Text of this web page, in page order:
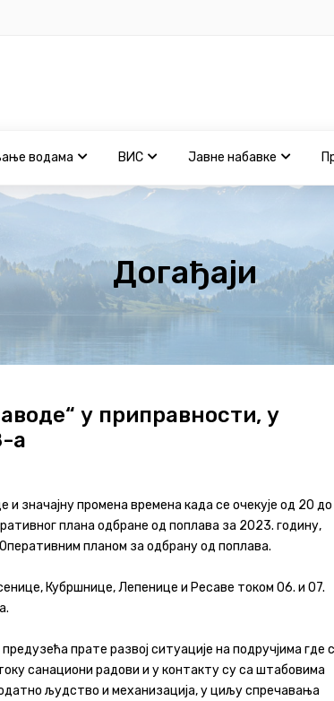
водама ВИС Јавне набавке
Догађаји
у приправности, у
а
значајну промена времена када се очекује од 20 до
плана одбране од поплава за 2023. годину,
планом за одбрану од поплава.
Кубршнице, Лепенице и Ресаве током 06. и 07.
прате развој ситуације на подручјима где
санациони радови и у контакту су са штабовима
људство и механизација, у циљу спречавања